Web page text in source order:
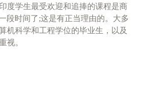
度学生最受欢迎和追捧的课程是商
段时间了;这是有正当理由的。大多
机科学和工程学位的毕业生，以及
视。